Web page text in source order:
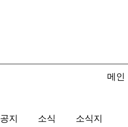
메인
공지 소식 소식지